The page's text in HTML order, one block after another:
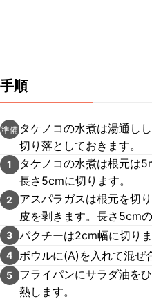
手順
準備 タケノコの水煮は湯通し
切り落としておきます。
1
タケノコの水煮は根元は
長さ5cmに切ります。
2
アスパラガスは根元を切
皮を剥きます。長さ5cm
3 パクチーは2cm幅に切りま
4 ボウルに(A)を入れて混ぜ
5
フライパンにサラダ油を
熱します。